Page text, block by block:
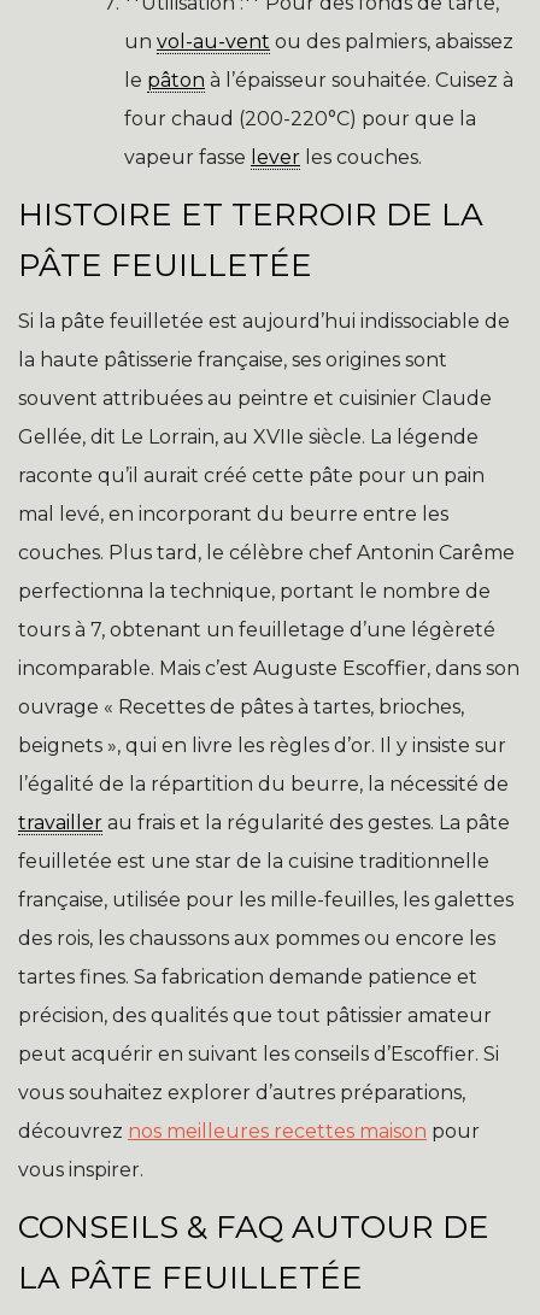
un vol-au-vent ou des palmiers, abaissez
le pâton à l’épaisseur souhaitée. Cuisez à
four chaud (200-220°C) pour que la
vapeur fasse lever les couches.
HISTOIRE ET TERROIR DE LA
PÂTE FEUILLETÉE
Si la pâte feuilletée est aujourd’hui indissociable de
la haute pâtisserie française, ses origines sont
souvent attribuées au peintre et cuisinier Claude
Gellée, dit Le Lorrain, au XVIIe siècle. La légende
raconte qu’il aurait créé cette pâte pour un pain
mal levé, en incorporant du beurre entre les
couches. Plus tard, le célèbre chef Antonin Carême
perfectionna la technique, portant le nombre de
tours à 7, obtenant un feuilletage d’une légèreté
incomparable. Mais c’est Auguste Escoffier, dans son
ouvrage « Recettes de pâtes à tartes, brioches,
beignets », qui en livre les règles d’or. Il y insiste sur
l’égalité de la répartition du beurre, la nécessité de
travailler au frais et la régularité des gestes. La pâte
feuilletée est une star de la cuisine traditionnelle
française, utilisée pour les mille-feuilles, les galettes
des rois, les chaussons aux pommes ou encore les
tartes fines. Sa fabrication demande patience et
précision, des qualités que tout pâtissier amateur
peut acquérir en suivant les conseils d’Escoffier. Si
vous souhaitez explorer d’autres préparations,
découvrez nos meilleures recettes maison pour
vous inspirer.
CONSEILS & FAQ AUTOUR DE
LA PÂTE FEUILLETÉE